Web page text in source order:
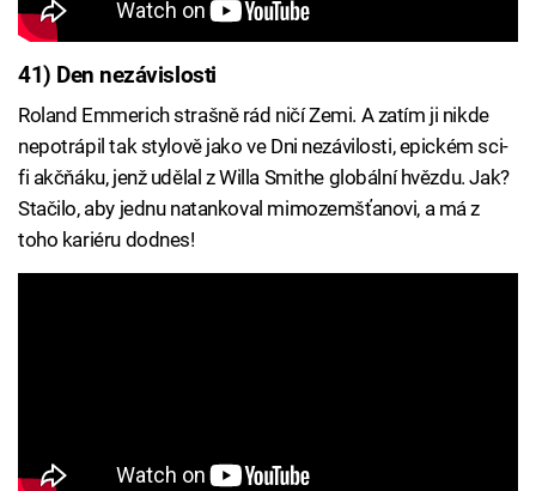
41) Den nezávislosti
Roland Emmerich strašně rád ničí Zemi. A zatím ji nikde
nepotrápil tak stylově jako ve Dni nezávilosti, epickém sci-
fi akčňáku, jenž udělal z Willa Smithe globální hvězdu. Jak?
Stačilo, aby jednu natankoval mimozemšťanovi, a má z
toho kariéru dodnes!